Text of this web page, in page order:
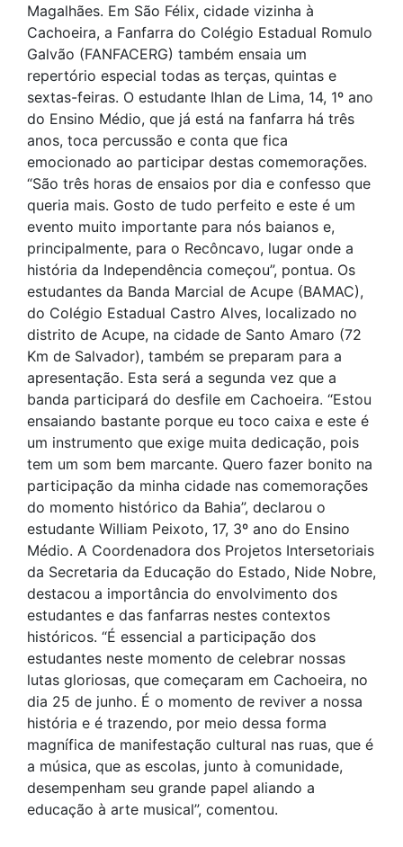
Magalhães. Em São Félix, cidade vizinha à
Cachoeira, a Fanfarra do Colégio Estadual Romulo
Galvão (FANFACERG) também ensaia um
repertório especial todas as terças, quintas e
sextas-feiras. O estudante Ihlan de Lima, 14, 1º ano
do Ensino Médio, que já está na fanfarra há três
anos, toca percussão e conta que fica
emocionado ao participar destas comemorações.
“São três horas de ensaios por dia e confesso que
queria mais. Gosto de tudo perfeito e este é um
evento muito importante para nós baianos e,
principalmente, para o Recôncavo, lugar onde a
história da Independência começou”, pontua. Os
estudantes da Banda Marcial de Acupe (BAMAC),
do Colégio Estadual Castro Alves, localizado no
distrito de Acupe, na cidade de Santo Amaro (72
Km de Salvador), também se preparam para a
apresentação. Esta será a segunda vez que a
banda participará do desfile em Cachoeira. “Estou
ensaiando bastante porque eu toco caixa e este é
um instrumento que exige muita dedicação, pois
tem um som bem marcante. Quero fazer bonito na
participação da minha cidade nas comemorações
do momento histórico da Bahia”, declarou o
estudante William Peixoto, 17, 3º ano do Ensino
Médio. A Coordenadora dos Projetos Intersetoriais
da Secretaria da Educação do Estado, Nide Nobre,
destacou a importância do envolvimento dos
estudantes e das fanfarras nestes contextos
históricos. “É essencial a participação dos
estudantes neste momento de celebrar nossas
lutas gloriosas, que começaram em Cachoeira, no
dia 25 de junho. É o momento de reviver a nossa
história e é trazendo, por meio dessa forma
magnífica de manifestação cultural nas ruas, que é
a música, que as escolas, junto à comunidade,
desempenham seu grande papel aliando a
educação à arte musical”, comentou.